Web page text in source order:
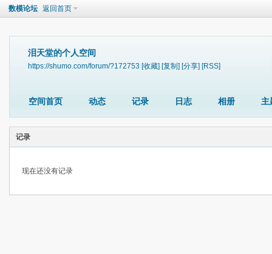
数模论坛 返回首页
泪天堂的个人空间
https://shumo.com/forum/?172753 [收藏] [复制] [分享] [RSS]
空间首页 动态 记录 日志 相册 主
记录
现在还没有记录